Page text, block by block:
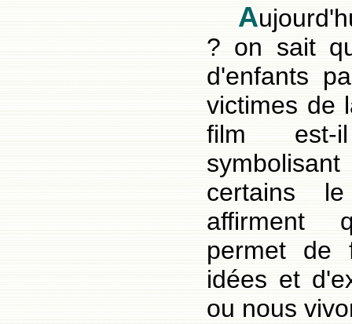
A
? on sait
d'enfants
victimes de
film
certains
affirment
permet de
idées et
ou nous